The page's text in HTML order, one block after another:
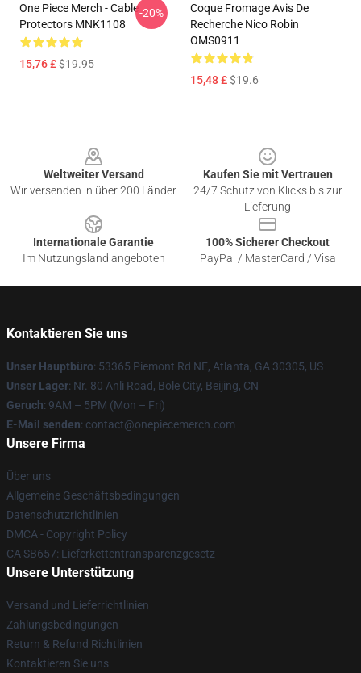
One Piece Merch - Cable
Protectors MNK1108
15,76 £$19.95
-20%
Coque Fromage Avis De
Recherche Nico Robin
OMS0911
15,48 £$19.6
Weltweiter Versand
Wir versenden in über 200 Länder
Kaufen Sie mit Vertrauen
24/7 Schutz von Klicks bis zur
Lieferung
Internationale Garantie
Im Nutzungsland angeboten
100% Sicherer Checkout
PayPal / MasterCard / Visa
Kontaktieren Sie uns
Unser Hauptbüro: 53365 Piemont Rd NE, Atlanta, GA 30305, US
Unser Lager: Nr. 80 Anli Road, Bole City, Beijing, CN
Geruch: 9AM – 5PM (Mon – Fri)
E-Mail senden: contact@onepiecemerch.com
Unsere Firma
Über uns
Allgemeine Geschäftsbedingungen
Datenschutzrichtlinien
DMCA - Copyright Policy
CA SB657: Lieferkettentransparenzgesetz
Unsere Unterstützung
Versand und Lieferrichtlinien
Zahlungsbedingungen
Return & Refund Richtlinien
Kontaktieren Sie uns